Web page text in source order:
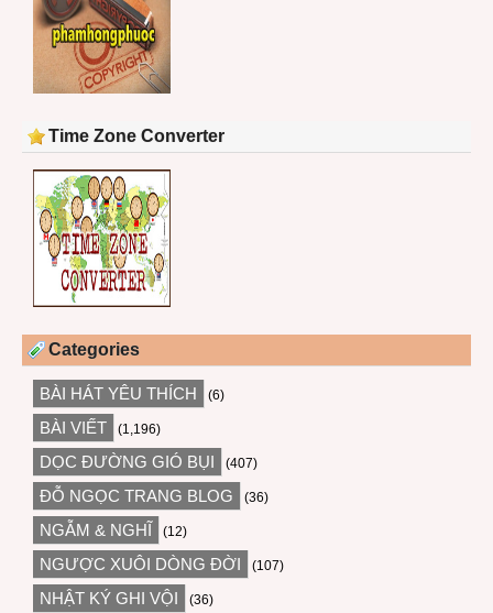
Time Zone Converter
Categories
BÀI HÁT YÊU THÍCH (6)
BÀI VIẾT (1,196)
DỌC ĐƯỜNG GIÓ BỤI (407)
ĐỖ NGỌC TRANG BLOG (36)
NGẪM & NGHĨ (12)
NGƯỢC XUÔI DÒNG ĐỜI (107)
NHẬT KÝ GHI VỘI (36)